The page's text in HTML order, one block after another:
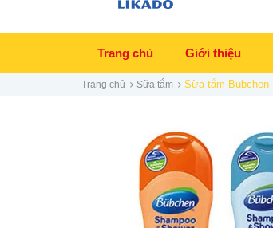
Trang chủ Giới thiệu
Trang chủ Sữa tắm Sữa tắm Bubchen